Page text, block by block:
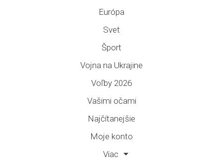
Európa
Svet
Šport
Vojna na Ukrajine
Voľby 2026
Vašimi očami
Najčítanejšie
Moje konto
Viac